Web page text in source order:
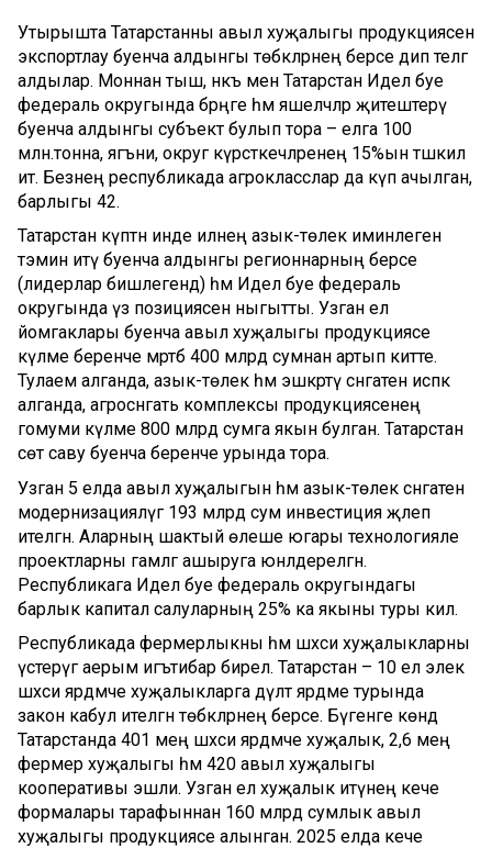
Утырышта Татарстанны авыл хуҗалыгы продукциясен
экспортлау буенча алдынгы төбәкләрнең берсе дип телгә
алдылар. Моннан тыш, нәкъ менә Татарстан Идел буе
федераль округында бәрәңге һәм яшелчәләр җитештерү
буенча алдынгы субъект булып тора – елга 100
млн.тонна, ягъни, округ күрсәткечләренең 15%ын тәшкил
итә. Безнең республикада агрокласслар да күп ачылган,
барлыгы 42.
Татарстан күптән инде илнең азык-төлек иминлеген
тәэмин итү буенча алдынгы регионнарның берсе
(лидерлар бишлегендә) һәм Идел буе федераль
округында үз позициясен ныгытты. Узган ел
йомгаклары буенча авыл хуҗалыгы продукциясе
күләме беренче мәртәбә 400 млрд сумнан артып китте.
Тулаем алганда, азык-төлек һәм эшкәртү сәнәгатен исәпкә
алганда, агросәнәгать комплексы продукциясенең
гомуми күләме 800 млрд сумга якын булган. Татарстан
сөт саву буенча беренче урында тора.
Узган 5 елда авыл хуҗалыгын һәм азык-төлек сәнәгатен
модернизацияләүгә 193 млрд сум инвестиция җәлеп
ителгән. Аларның шактый өлеше югары технологияле
проектларны гамәлгә ашыруга юнәлдерелгән.
Республикага Идел буе федераль округындагы
барлык капитал салуларның 25% ка якыны туры килә.
Республикада фермерлыкны һәм шәхси хуҗалыкларны
үстерүгә аерым игътибар бирелә. Татарстан – 10 ел элек
шәхси ярдәмче хуҗалыкларга дәүләт ярдәме турында
закон кабул ителгән төбәкләрнең берсе. Бүгенге көндә
Татарстанда 401 мең шәхси ярдәмче хуҗалык, 2,6 мең
фермер хуҗалыгы һәм 420 авыл хуҗалыгы
кооперативы эшли. Узган ел хуҗалык итүнең кече
формалары тарафыннан 160 млрд сумлык авыл
хуҗалыгы продукциясе алынган. 2025 елда кече